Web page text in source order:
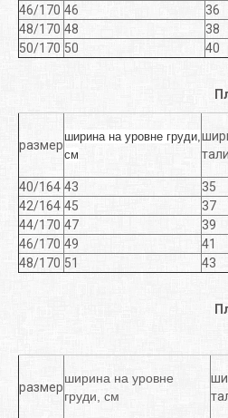
46/170 46 36
48/170 48 38
50/170 50 40
размер
ширина на уровне груди,
см
40/164 43 35
42/164 45 37
44/170 47 39
46/170 49 41
48/170 51 43
размер
ширина на уровне
груди, см